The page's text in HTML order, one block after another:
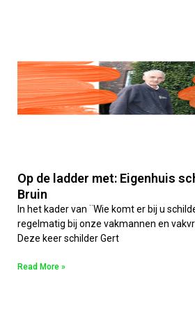
Op de ladder met: Eigenhuis
Bruin
In het kader van ¨Wie komt er bij u
regelmatig bij onze vakmannen en
Deze keer schilder Gert
Read More »